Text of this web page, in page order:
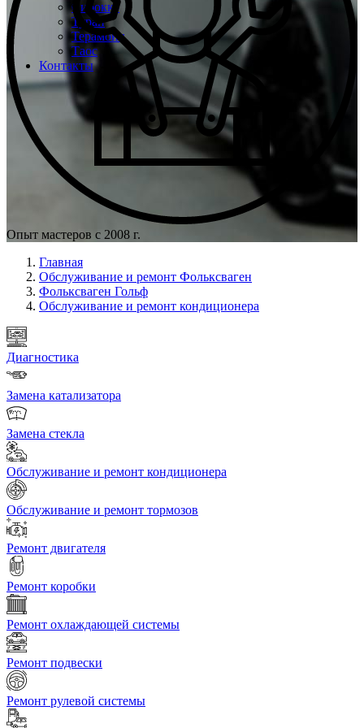
Сирокко
Туран
Терамонт
Таос
Контакты
Опыт мастеров с 2008 г.
Главная
Обслуживание и ремонт Фольксваген
Фольксваген Гольф
Обслуживание и ремонт кондиционера
Диагностика
Замена катализатора
Замена стекла
Обслуживание и ремонт кондиционера
Обслуживание и ремонт тормозов
Ремонт двигателя
Ремонт коробки
Ремонт охлаждающей системы
Ремонт подвески
Ремонт рулевой системы